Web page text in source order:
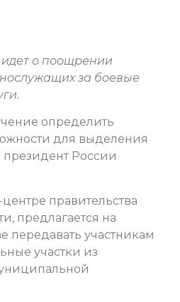
идет о поощрении
за боевые
определить
для выделения
президент России
правительства
предлагается на
передавать участникам
участки из